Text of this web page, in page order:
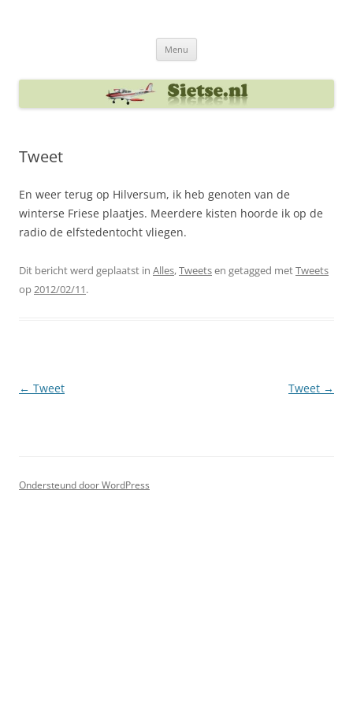
Menu
Tweet
En weer terug op Hilversum, ik heb genoten van de
winterse Friese plaatjes. Meerdere kisten hoorde ik op de
radio de elfstedentocht vliegen.
Dit bericht werd geplaatst in Alles,Tweetsen getagged metTweets
op2012/02/11.
Berichtnavigatie
← Tweet Tweet →
Ondersteund door WordPress